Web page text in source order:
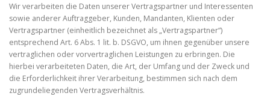
Wir verarbeiten die Daten unserer Vertragspartner und Interessenten
sowie anderer Auftraggeber, Kunden, Mandanten, Klienten oder
Vertragspartner (einheitlich bezeichnet als „Vertragspartner“)
entsprechend Art. 6 Abs. 1 lit. b. DSGVO, um ihnen gegenüber unsere
vertraglichen oder vorvertraglichen Leistungen zu erbringen. Die
hierbei verarbeiteten Daten, die Art, der Umfang und der Zweck und
die Erforderlichkeit ihrer Verarbeitung, bestimmen sich nach dem
zugrundeliegenden Vertragsverhältnis.